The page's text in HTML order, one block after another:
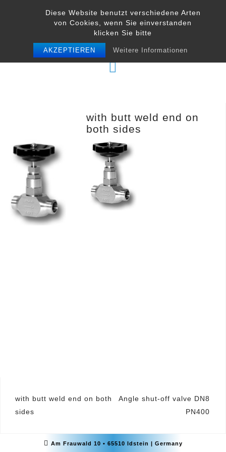
Diese Website benutzt verschiedene Arten
von Cookies, wenn Sie einverstanden
klicken Sie bitte
AKZEPTIEREN Weitere Informationen
with butt weld end on
both sides
Beitragsnavigation
with butt weld end on both
sides
Angle shut-off valve DN8
PN400
Am Frauwald 10 • 65510 Idstein | Germany